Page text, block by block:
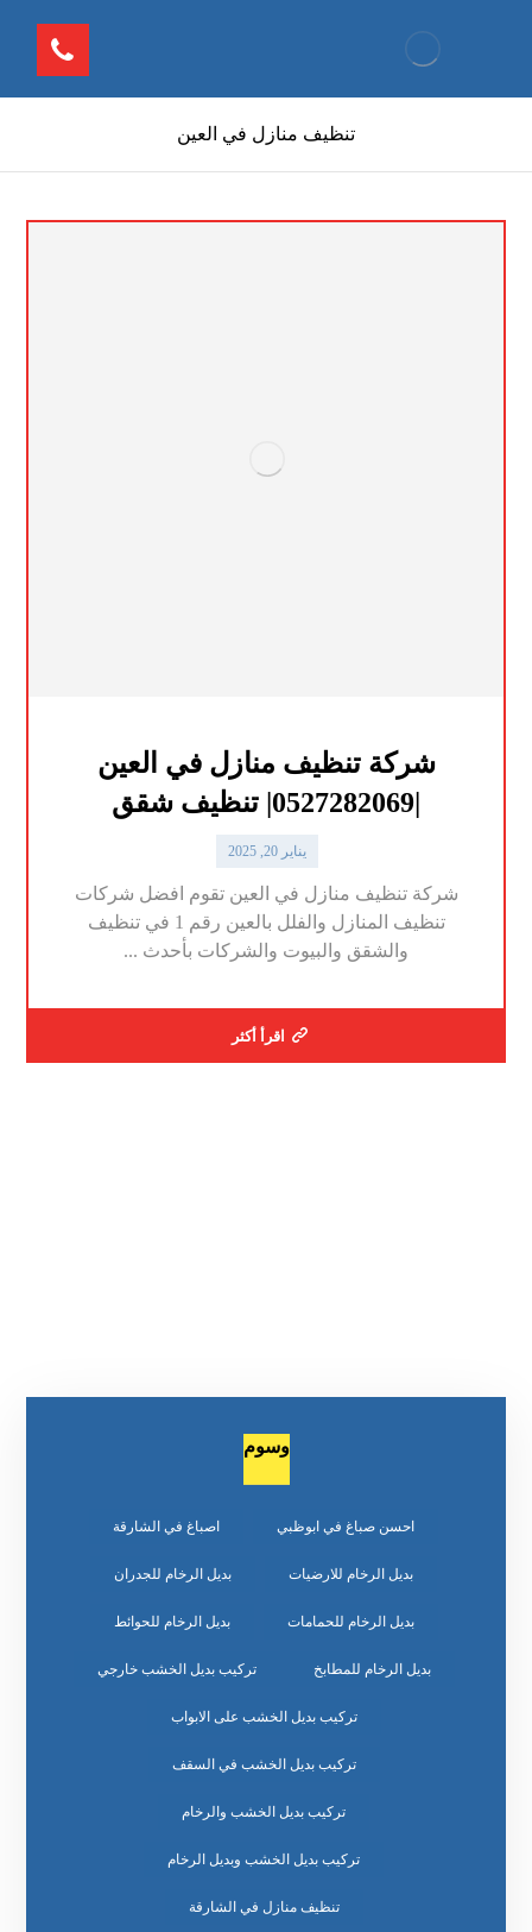
تنظيف منازل في العين
شركة تنظيف منازل في العين
يناير 20, 2025
شركة تنظيف منازل في العين تقوم افضل شركات
تنظيف المنازل والفلل بالعين رقم 1 في تنظيف
والشقق والبيوت والشركات بأحدث ...
اقرأ أكثر
وسوم
احسن صباغ في ابوظبي اصباغ في الشارقة
بديل الرخام للارضيات بديل الرخام للجدران
بديل الرخام للحمامات بديل الرخام للحوائط
بديل الرخام للمطابخ تركيب بديل الخشب خارجي
تركيب بديل الخشب على الابواب
تركيب بديل الخشب في السقف
تركيب بديل الخشب والرخام
تركيب بديل الخشب وبديل الرخام
تنظيف منازل في الشارقة